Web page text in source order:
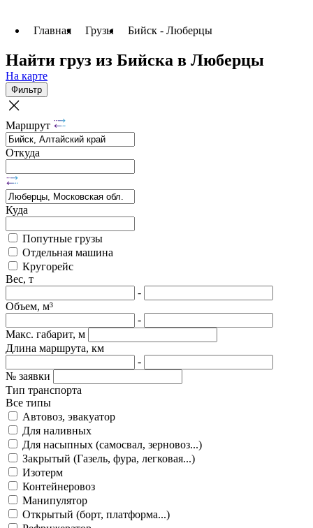
Главная Грузы Бийск - Люберцы
Найти груз из Бийска в Люберцы
На карте
Фильтр
Маршрут
Откуда
Куда
Попутные грузы
Отдельная машина
Кругорейс
Вес, т
-
Объем, м³
-
Макс. габарит, м
Длина маршрута, км
-
№ заявки
Тип транспорта
Все типы
Автовоз, эвакуатор
Для наливных
Для насыпных (самосвал, зерновоз...)
Закрытый (Газель, фура, легковая...)
Изотерм
Контейнеровоз
Манипулятор
Открытый (борт, платформа...)